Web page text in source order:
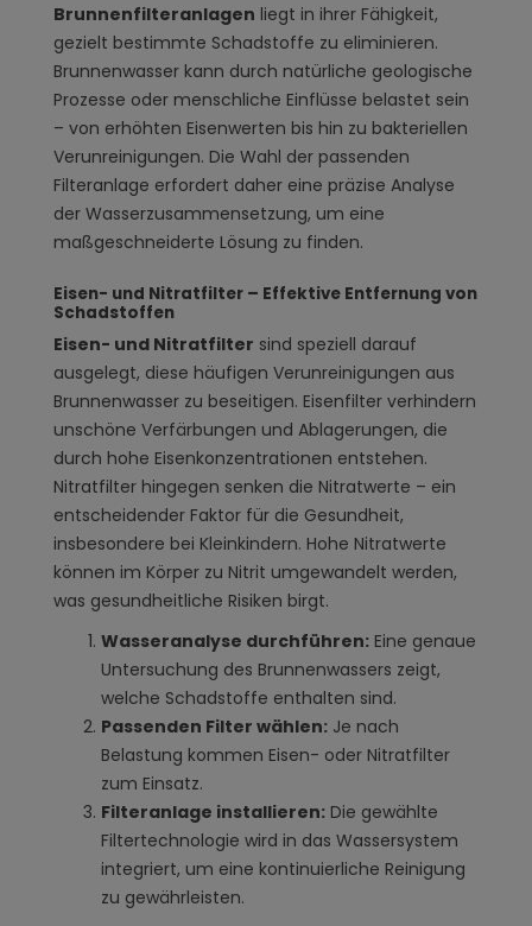
Brunnenfilteranlagen liegt in ihrer Fähigkeit,
gezielt bestimmte Schadstoffe zu eliminieren.
Brunnenwasser kann durch natürliche geologische
Prozesse oder menschliche Einflüsse belastet sein
– von erhöhten Eisenwerten bis hin zu bakteriellen
Verunreinigungen. Die Wahl der passenden
Filteranlage erfordert daher eine präzise Analyse
der Wasserzusammensetzung, um eine
maßgeschneiderte Lösung zu finden.
Eisen- und Nitratfilter – Effektive Entfernung von
Schadstoffen
Eisen- und Nitratfilter sind speziell darauf
ausgelegt, diese häufigen Verunreinigungen aus
Brunnenwasser zu beseitigen. Eisenfilter verhindern
unschöne Verfärbungen und Ablagerungen, die
durch hohe Eisenkonzentrationen entstehen.
Nitratfilter hingegen senken die Nitratwerte – ein
entscheidender Faktor für die Gesundheit,
insbesondere bei Kleinkindern. Hohe Nitratwerte
können im Körper zu Nitrit umgewandelt werden,
was gesundheitliche Risiken birgt.
Wasseranalyse durchführen: Eine genaue
Untersuchung des Brunnenwassers zeigt,
welche Schadstoffe enthalten sind.
Passenden Filter wählen: Je nach
Belastung kommen Eisen- oder Nitratfilter
zum Einsatz.
Filteranlage installieren: Die gewählte
Filtertechnologie wird in das Wassersystem
integriert, um eine kontinuierliche Reinigung
zu gewährleisten.